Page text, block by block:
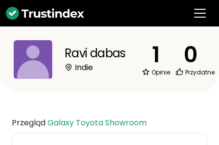
Ravi dabas
Indie 1
Opinie
0
Przydatne
PrzeglądGalaxy Toyota Showroom